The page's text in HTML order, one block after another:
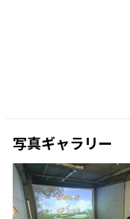
写真ギャラリー